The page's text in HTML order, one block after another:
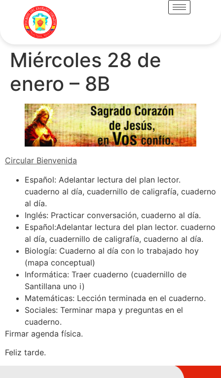
Miércoles 28 de
enero – 8B
Circular Bienvenida
Español: Adelantar lectura del plan lector.
cuaderno al día, cuadernillo de caligrafía, cuaderno
al día.
Inglés: Practicar conversación, cuaderno al día.
Español:Adelantar lectura del plan lector. cuaderno
al día, cuadernillo de caligrafía, cuaderno al día.
Biología: Cuaderno al día con lo trabajado hoy
(mapa conceptual)
Informática: Traer cuaderno (cuadernillo de
Santillana uno i)
Matemáticas: Lección terminada en el cuaderno.
Sociales: Terminar mapa y preguntas en el
cuaderno.
Firmar agenda física.
Feliz tarde.